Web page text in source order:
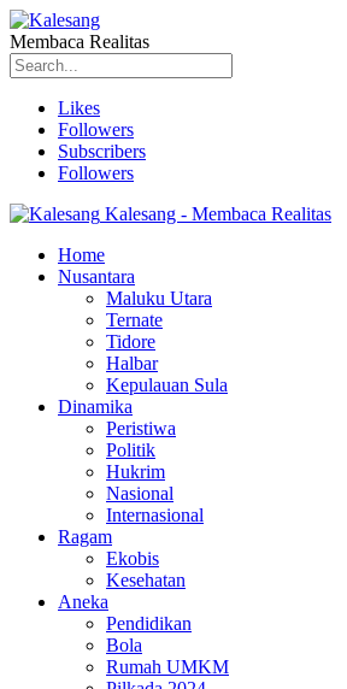
Membaca Realitas
Likes
Followers
Subscribers
Followers
Kalesang - Membaca Realitas
Home
Nusantara
Maluku Utara
Ternate
Tidore
Halbar
Kepulauan Sula
Dinamika
Peristiwa
Politik
Hukrim
Nasional
Internasional
Ragam
Ekobis
Kesehatan
Aneka
Pendidikan
Bola
Rumah UMKM